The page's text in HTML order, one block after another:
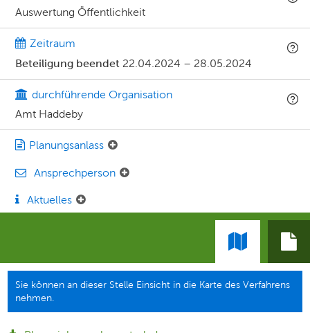
Auswertung Öffentlichkeit
Zeitraum
Beteiligung beendet 22.04.2024 – 28.05.2024
durchführende Organisation
Amt Haddeby
Planungsanlass
Ansprechperson
Aktuelles
Sie können an dieser Stelle Einsicht in die Karte des Verfahrens
nehmen.